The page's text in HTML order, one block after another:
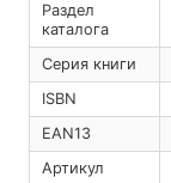
Раздел
каталога
Серия книги
ISBN
EAN13
Артикул